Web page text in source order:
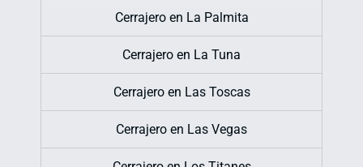
Cerrajero en La Palmita
Cerrajero en La Tuna
Cerrajero en Las Toscas
Cerrajero en Las Vegas